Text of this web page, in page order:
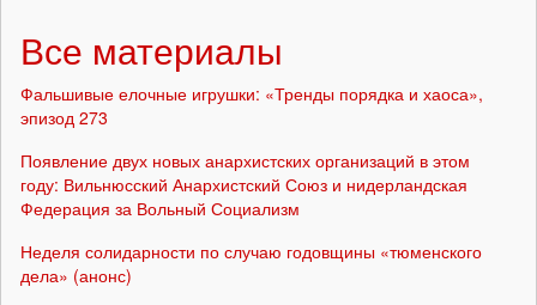
Все материалы
Фальшивые елочные игрушки: «Тренды порядка и хаоса»,
эпизод 273
Появление двух новых анархистских организаций в этом
году: Вильнюсский Анархистский Союз и нидерландская
Федерация за Вольный Социализм
Неделя солидарности по случаю годовщины «тюменского
дела» (анонс)